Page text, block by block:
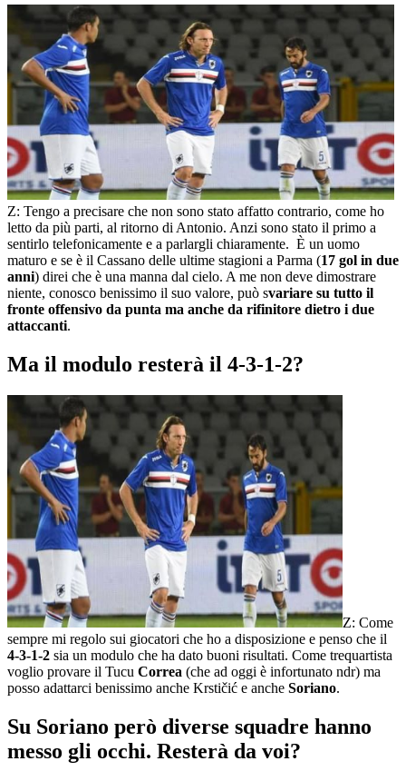
Z: Tengo a precisare che non sono stato affatto contrario, come ho
letto da più parti, al ritorno di Antonio. Anzi sono stato il primo a
sentirlo telefonicamente e a parlargli chiaramente. È un uomo
maturo e se è il Cassano delle ultime stagioni a Parma (17 gol in due
anni) direi che è una manna dal cielo. A me non deve dimostrare
niente, conosco benissimo il suo valore, può svariare su tutto il
fronte offensivo da punta ma anche da rifinitore dietro i due
attaccanti.
Ma il modulo resterà il 4-3-1-2?
Z: Come
sempre mi regolo sui giocatori che ho a disposizione e penso che il
4-3-1-2 sia un modulo che ha dato buoni risultati. Come trequartista
voglio provare il Tucu Correa (che ad oggi è infortunato ndr) ma
posso adattarci benissimo anche Krstičić e anche Soriano.
Su Soriano però diverse squadre hanno
messo gli occhi. Resterà da voi?